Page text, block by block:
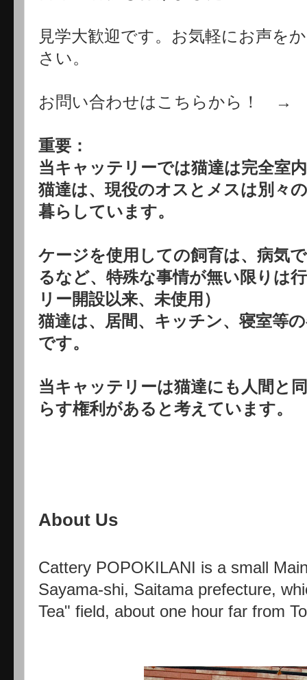
見学大歓迎です。お気軽にお声を
さい。
お問い合わせはこちらから！
重要：
当キャッテリーでは猫達は完全室
猫達は、現役のオスとメスは別々
暮らしています。
ケージを使用しての飼育は、病気
るなど、特殊な事情が無い限りは
リー開設以来、未使用）
猫達は、居間、キッチン、寝室等
です。
当キャッテリーは猫達にも人間と
らす権利があると考えています。
About Us
Cattery POPOKILANI is a small
Sayama-shi, Saitama prefecture,
Tea" field, about one hour far from